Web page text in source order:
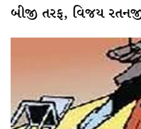
બીજી તરફ, વિજય